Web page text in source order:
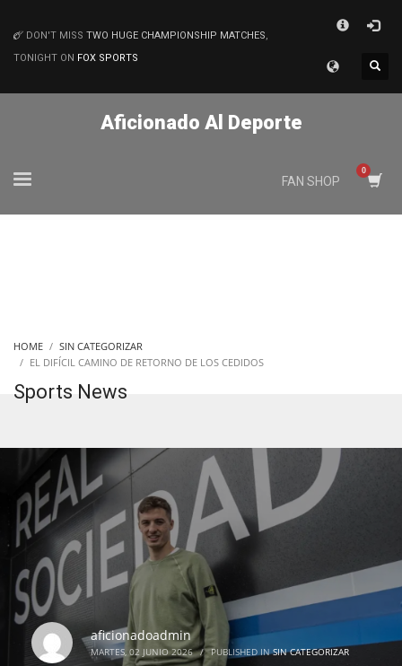
MATCHES
DON'T MISS TWO HUGE CHAMPIONSHIP MATCHES,
TONIGHT ON FOX SPORTS
Aficionado Al Deporte
FAN SHOP
HOME
SIN CATEGORIZAR
EL DIFÍCIL CAMINO DE RETORNO DE LOS CEDIDOS
Sports News
aficionadoadmin
MARTES, 02 JUNIO 2026 / PUBLISHED INSIN CATEGORIZAR